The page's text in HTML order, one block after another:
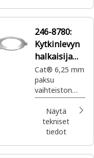
246-8780:
Kytkinlevyn
halkaisija
327,5 mm
Cat® 6,25 mm
paksu
vaihteiston
jarrukytkinlevy
jarrujärjestelm
ässä
Näytä
tekniset
tiedot